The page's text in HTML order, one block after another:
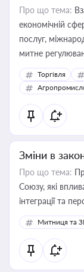
Про що тема:
економічній
послуг,
митне
Торгівля
Зміни в
Про що тема:
Союзу, які впливають на умови торгівлі, трудової міграції,
інтеграції та
Митниця та